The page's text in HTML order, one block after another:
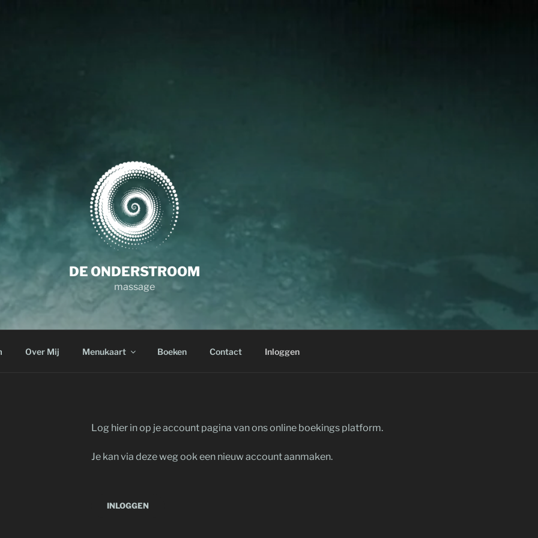
DE ONDERSTROOM
massage
Over Mij Menukaart Boeken Contact Inloggen
Log hier in op je account pagina van ons online boekings platform.
Je kan via deze weg ook een nieuw account aanmaken.
INLOGGEN